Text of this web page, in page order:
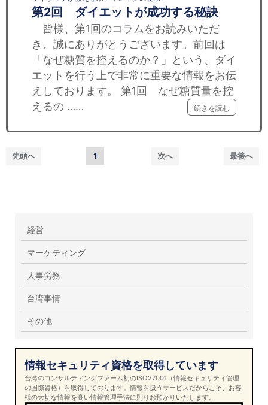
第2回 ダイエットが成功する秘訣
皆様、第1回のコラムをお読みいただ
き、誠にありがとうございます。前回は
「なぜ糖質を控えるのか？」という、ダイ
エットを行う上で非常に重要な情報をお伝
えしております。 第1回 なぜ糖質量を控
えるの ……
続きを読む
先頭へ 1 次へ 最後へ
経営
マーケティング
人事労務
台湾事情
その他
情報セキュリティ資格を取得しています
台湾のコンサルティングファーム初のISO27001（情報セキュリティ管理
の国際資格）を取得しております。情報を扱うサービスだからこそ、お客
様の大切な情報を高い情報管理手法に則りお預かりいたします。